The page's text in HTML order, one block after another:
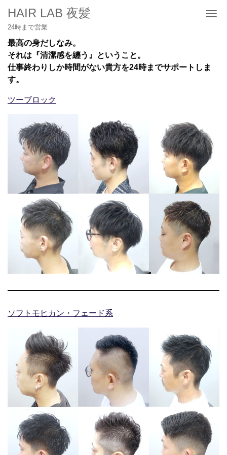
HAIR LAB 夜髪
24時まで営業
最高の身だしなみ。
それは『清潔感を纏う』ということ。
仕事終わりしか時間がない貴方を24時までサポートしま
す。
ツーブロック
ソフトモヒカン・フェード系